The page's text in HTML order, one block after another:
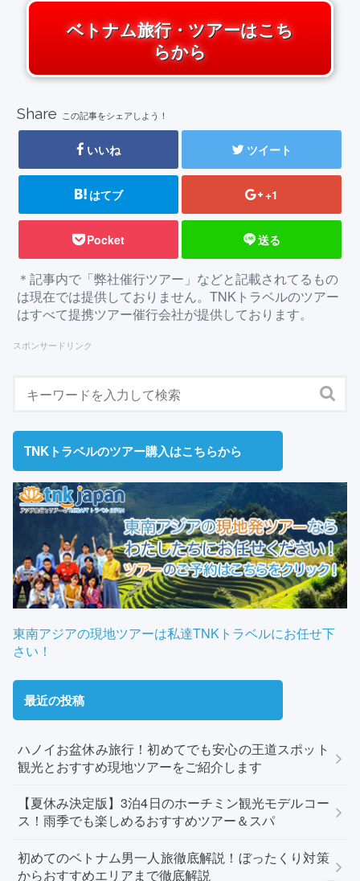
ベトナム旅行・ツアーはこち
らから
Share この記事をシェアしよう！
いいね ツイート
はてブ +1
Pocket 送る
＊記事内で「弊社催行ツアー」などと記載されてるもの
は現在では提供しておりません。TNKトラベルのツアー
はすべて提携ツアー催行会社が提供しております。
スポンサードリンク
TNKトラベルのツアー購入はこちらから
東南アジアの現地ツアーは私達TNKトラベルにお任せ下
さい！
最近の投稿
ハノイお盆休み旅行！初めてでも安心の王道スポット
観光とおすすめ現地ツアーをご紹介します
【夏休み決定版】3泊4日のホーチミン観光モデルコー
ス！雨季でも楽しめるおすすめツアー＆スパ
初めてのベトナム男一人旅徹底解説！ぼったくり対策
からおすすめエリアまで徹底解説